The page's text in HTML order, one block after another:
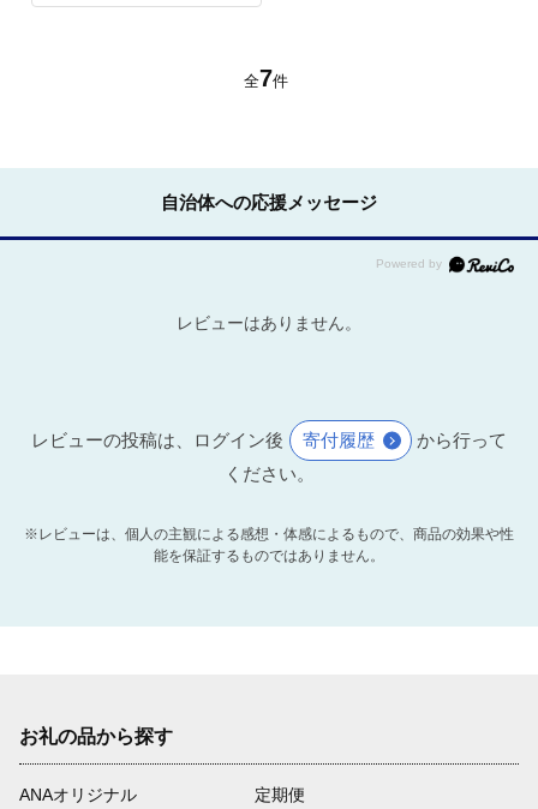
全7件
自治体への応援メッセージ
レビューはありません。
レビューの投稿は、ログイン後 寄付履歴
から行って
ください。
※レビューは、個人の主観による感想・体感によるもので、商品の効果や性
能を保証するものではありません。
お礼の品から探す
ANAオリジナル
定期便